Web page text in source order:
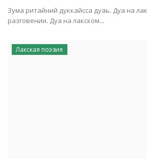
Зума ритайний дуккайсса дуаь. Дуа на
разговении. Дуа на лакском...
Лакская поэзия